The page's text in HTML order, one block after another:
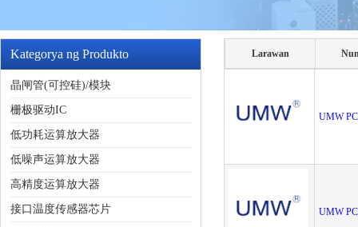
Kategorya ng Produkto
晶闸管(可控硅)/模块
栅极驱动IC
低功耗运算放大器
低噪声运算放大器
高精度运算放大器
接口温度传感器芯片
Larawan
UMW
UMW